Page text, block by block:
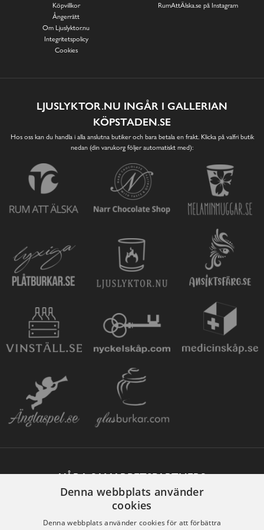
Köpvillkor
Ångerrätt
Om Ljuslyktor.nu
Integritetspolicy
Cookies
RumAttÄlska.se på Instagram
LJUSLYKTOR.NU INGÅR I GALLERIAN
KÖPSTADEN.SE
Hos oss kan du handla i alla anslutna butiker och bara betala en frakt. Klicka på valfri butik
nedan (din varukorg följer automatiskt med):
VÅRA SAMARBETSPARTNERS
Denna webbplats använder
cookies
Denna webbplats använder cookies för att förbättra